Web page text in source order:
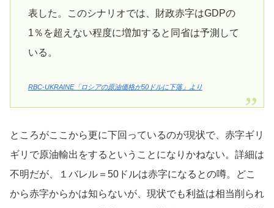
表した。このシナリオでは、財政赤字はGDPの
1％を超えない程度に増加すると同省は予測して
いる。
RBC-UKRAINE「ロシアの原油価格が50ドルに下落」より
ところがここから更に下回っているのが現状で、赤字ギリ
ギリで原油輸出をするということになりかねない。詳細は
不明だが、１バレル＝50ドルは赤字になるとの噂。どこ
から赤字からかは知らないが、現状でも利益は相当削られ